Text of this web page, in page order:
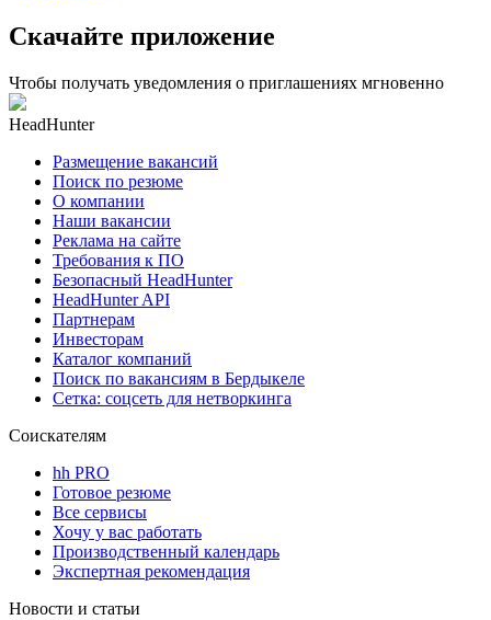
Скачайте приложение
Чтобы получать уведомления о приглашениях мгновенно
HeadHunter
Размещение вакансий
Поиск по резюме
О компании
Наши вакансии
Реклама на сайте
Требования к ПО
Безопасный HeadHunter
HeadHunter API
Партнерам
Инвесторам
Каталог компаний
Поиск по вакансиям в Бердыкеле
Сетка: соцсеть для нетворкинга
Соискателям
hh PRO
Готовое резюме
Все сервисы
Хочу у вас работать
Производственный календарь
Экспертная рекомендация
Новости и статьи